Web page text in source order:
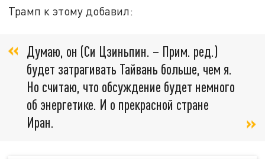
Трамп к этому добавил:
Думаю, он (Си Цзиньпин. – Прим. ред.)
будет затрагивать Тайвань больше, чем я.
Но считаю, что обсуждение будет немного
об энергетике. И о прекрасной стране
Иран.